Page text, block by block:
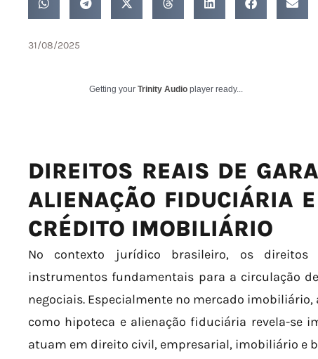
31/08/2025
Getting your Trinity Audio player ready...
DIREITOS REAIS DE
ALIENAÇÃO FIDUCIÁRIA
CRÉDITO IMOBILIÁRIO
No contexto jurídico brasileiro, os direitos
instrumentos fundamentais para a circulação
negociais. Especialmente no mercado
como hipoteca e alienação fiduciária revela-se
atuam em direito civil, empresarial, imobiliário e